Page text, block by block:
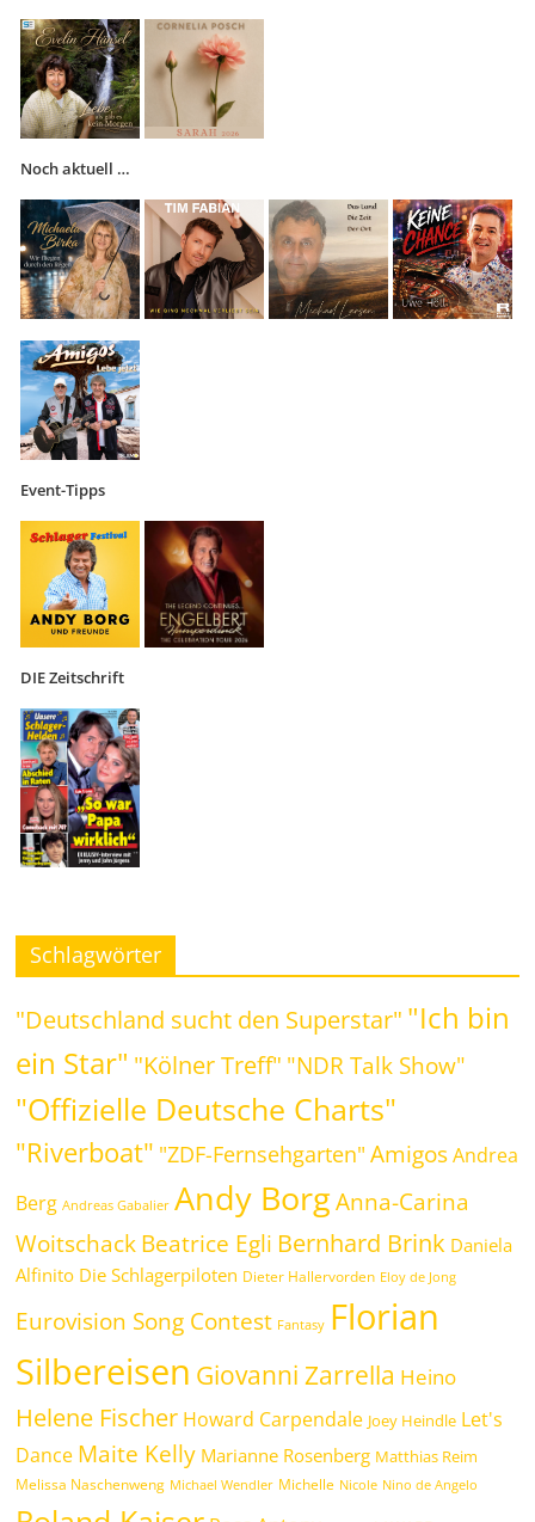
Noch aktuell …
Event-Tipps
DIE Zeitschrift
Schlagwörter
"Deutschland sucht den Superstar" "Ich bin
ein Star" "Kölner Treff" "NDR Talk Show"
"Offizielle Deutsche Charts"
"Riverboat" "ZDF-Fernsehgarten" Amigos Andrea
Berg Andreas Gabalier Andy Borg Anna-Carina
WoitschackBeatrice Egli Bernhard Brink Daniela
Alfinito Die Schlagerpiloten Dieter Hallervorden Eloy de Jong
Eurovision Song Contest Fantasy Florian
Silbereisen Giovanni Zarrella Heino
Helene Fischer Howard Carpendale Joey Heindle Let's
Dance Maite Kelly Marianne Rosenberg Matthias Reim
Melissa Naschenweng Michael Wendler Michelle Nicole Nino de Angelo